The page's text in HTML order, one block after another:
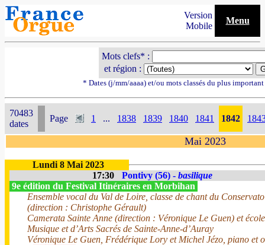
Version
Mobile
Menu
Mots clefs* :
et région :
* Dates (j/mm/aaaa) et/ou mots classés du plus
70483
dates
Page 1 ... 1838 1839 1840 1841 1842
Mai 2023
Lundi 8 Mai 2023
17:30
Pontivy (56) - basilique
9e édition du Festival Itinéraires en Morbihan
Ensemble vocal du Val de Loire, classe de chant du
(direction : Christophe Gérault)
Camerata Sainte Anne (direction : Véronique Le Guen) et
Musique et d’Arts Sacrés de Sainte-Anne-d’Auray
Véronique Le Guen, Frédérique Lory et Michel Jézo, piano et